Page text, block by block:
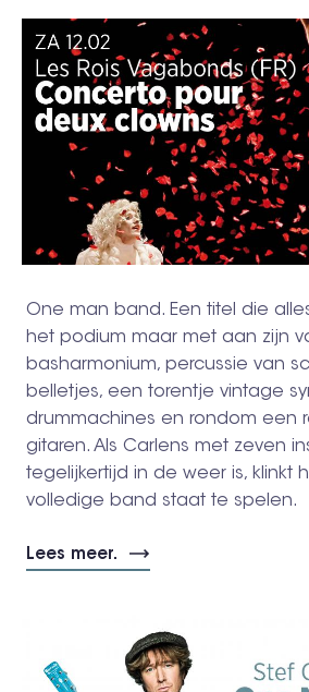
One man band. Een titel die
het podium maar met aan zijn
basharmonium, percussie van
belletjes, een torentje vintage
drummachines en rondom een
gitaren. Als Carlens met zeven
tegelijkertijd in de weer is, klinkt
volledige band staat te spelen.
Lees meer.